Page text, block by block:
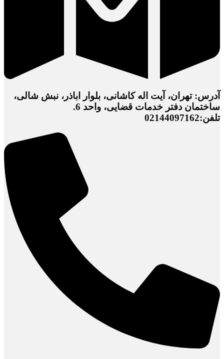
آدرس: تهران، آیت اله کاشانی، بلوار اباذر، نبش شالی،
ساختمان دفتر خدمات قضایی، واحد 6.
تلفن:02144097162